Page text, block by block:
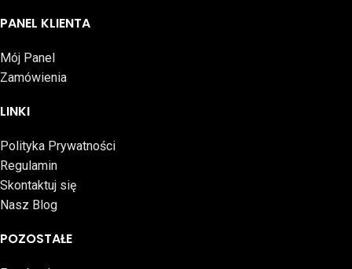
PANEL KLIENTA
Mój Panel
Zamówienia
LINKI
Polityka Prywatności
Regulamin
Skontaktuj się
Nasz Blog
POZOSTAŁE